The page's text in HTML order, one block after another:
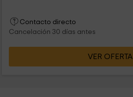
Contacto directo
Cancelación 30 días antes
VER OFERTA